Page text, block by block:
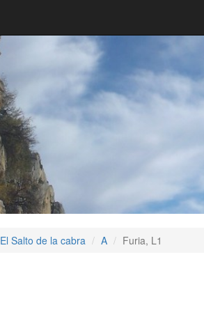
El Salto de la cabra A Furia, L1